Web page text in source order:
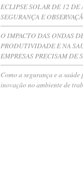
ECLIPSE SOLAR DE 12 DE
SEGURANÇA E
O IMPACTO DAS ONDAS
PRODUTIVIDADE E NA
EMPRESAS PRECISAM DE
Como a segurança e a
inovação no ambiente de